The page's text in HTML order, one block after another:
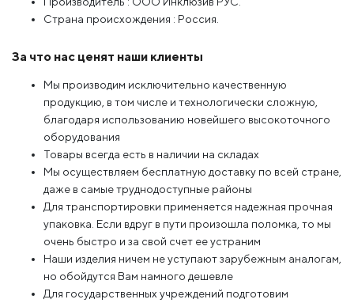
Страна происхождения : Россия.
За что нас ценят наши клиенты
Мы производим исключительно качественную
продукцию, в том числе и технологически сложную,
благодаря использованию новейшего высокоточного
оборудования
Товары всегда есть в наличии на складах
Мы осуществляем бесплатную доставку по всей стране,
даже в самые труднодоступные районы
Для транспортировки применяется надежная прочная
упаковка. Если вдруг в пути произошла поломка, то мы
очень быстро и за свой счет ее устраним
Наши изделия ничем не уступают зарубежным аналогам,
но обойдутся Вам намного дешевле
Для государственных учреждений подготовим